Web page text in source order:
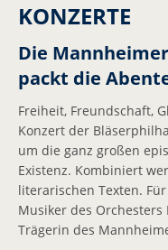
Leitbild
MusikerInnen
Dirigent
Ensembles
Diskografie
Repertoire
Trägerverein
KONZERTE
Die
packt die
Freiheit, Freundschaft,
Konzert der
um die ganz großen
Existenz. Kombiniert
literarischen Texten.
Musiker des
Trägerin des